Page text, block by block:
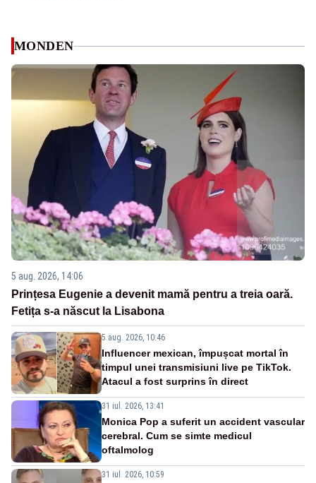
MONDEN
5 aug. 2026, 14:06
Prințesa Eugenie a devenit mamă pentru a treia oară.
Fetița s-a născut la Lisabona
5 aug. 2026, 10:46
Influencer mexican, împușcat mortal în
timpul unei transmisiuni live pe TikTok.
Atacul a fost surprins în direct
31 iul. 2026, 13:41
Monica Pop a suferit un accident vascular
cerebral. Cum se simte medicul
oftalmolog
31 iul. 2026, 10:59